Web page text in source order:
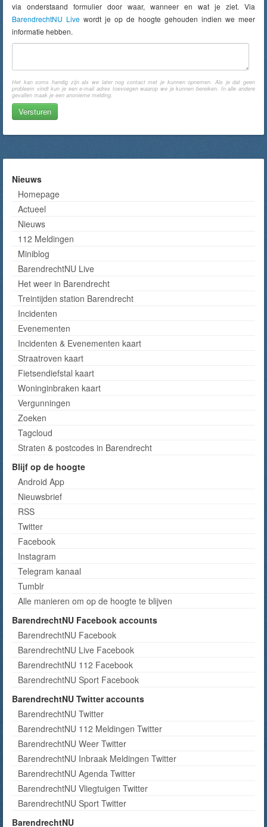
via onderstaand formulier door waar, wanneer en wat je ziet. Via
BarendrechtNU Live wordt je op de hoogte gehouden indien we meer
informatie hebben.
Het kan soms handig zijn als we later nog contact met je kunnen opnemen. Als je dat geen
probleem vindt kun je een e-mail adres toevoegen waarop we je kunnen bereiken. In alle andere
gevallen maak je een anonieme melding.
Nieuws
Homepage
Actueel
Nieuws
112 Meldingen
Miniblog
BarendrechtNU Live
Het weer in Barendrecht
Treintijden station Barendrecht
Incidenten
Evenementen
Incidenten & Evenementen kaart
Straatroven kaart
Fietsendiefstal kaart
Woninginbraken kaart
Vergunningen
Zoeken
Tagcloud
Straten & postcodes in Barendrecht
Blijf op de hoogte
Android App
Nieuwsbrief
RSS
Twitter
Facebook
Instagram
Telegram kanaal
Tumblr
Alle manieren om op de hoogte te blijven
BarendrechtNU Facebook accounts
BarendrechtNU Facebook
BarendrechtNU Live Facebook
BarendrechtNU 112 Facebook
BarendrechtNU Sport Facebook
BarendrechtNU Twitter accounts
BarendrechtNU Twitter
BarendrechtNU 112 Meldingen Twitter
BarendrechtNU Weer Twitter
BarendrechtNU Inbraak Meldingen Twitter
BarendrechtNU Agenda Twitter
BarendrechtNU Vliegtuigen Twitter
BarendrechtNU Sport Twitter
BarendrechtNU